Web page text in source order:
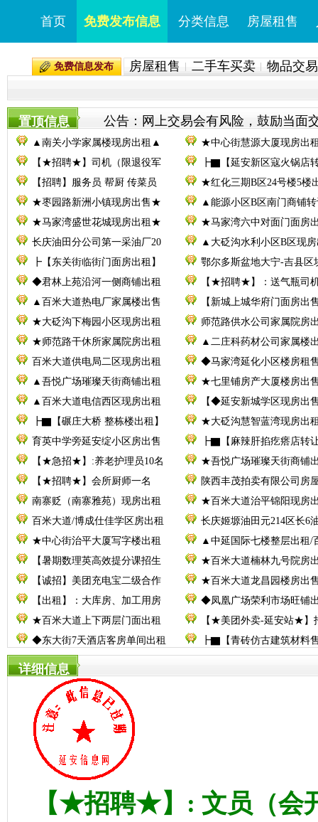
首页 免费发布信息 分类信息 房屋租售
免费信息发布 房屋租售 二手车买卖 物品交易
置顶信息 公告：网上交易会有风险，鼓励当面
▲南关小学家属楼现房出租▲
★中心街慧源大厦现房出
【★招聘★】司机（限退役军
┣▇【延安新区寇火锅店
【招聘】服务员 帮厨 传菜员
★红化三期B区24号楼5楼
★枣园路新洲小镇现房出售★
▲能源小区B区南门商铺
★马家湾盛世花城现房出租★
★马家湾六中对面门面房
长庆油田分公司第一采油厂20
▲大砭沟水利小区B区现
┣【东关街临街门面房出租】
鄂尔多斯盆地大宁-吉县区
◆君林上苑沿河一侧商铺出租
【★招聘★】：送气瓶司
▲百米大道热电厂家属楼出售
【新城上城华府门面房出
★大砭沟下梅园小区现房出租
师范路供水公司家属院房
★师范路干休所家属院房出租
▲二庄科药材公司家属楼
百米大道供电局二区现房出租
◆马家湾延化小区楼房租
▲吾悦广场璀璨天街商铺出租
★七里铺房产大厦楼房出
▲百米大道电信西区现房出租
【◆延安新城学区现房出
┣▇【碾庄大桥 整栋楼出租】
★大砭沟慧智蓝湾现房出
育英中学旁延安绽小区房出售
┣▇【麻辣肝掐疙瘩店转
【★急招★】:养老护理员10名
★吾悦广场璀璨天街商铺
【★招聘★】会所厨师一名
陕西丰茂拍卖有限公司房
南寨贬（南寨雅苑）现房出租
★百米大道治平锦阳现房
百米大道/博成仕佳学区房出租
长庆姬塬油田元214区长6
★中心街治平大厦写字楼出租
▲中延国际七楼整层出租/
【暑期数理英高效提分课招生
★百米大道楠林九号院房
【诚招】美团充电宝二级合作
★百米大道龙昌园楼房出
【出租】：大库房、加工用房
◆凤凰广场荣利市场旺铺
★百米大道上下两层门面出租
【★美团外卖-延安站★】
◆东大街7天酒店客房单间出租
┣▇【青砖仿古建筑材料
详细信息
【★招聘★】: 文员（会